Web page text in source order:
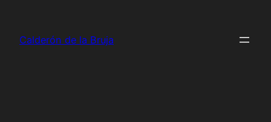
contenido
Calderón de la Bruja